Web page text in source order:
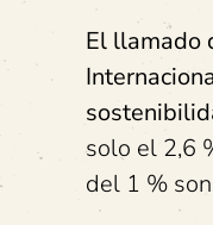
El llamado
solo el 2,6
del 1 %